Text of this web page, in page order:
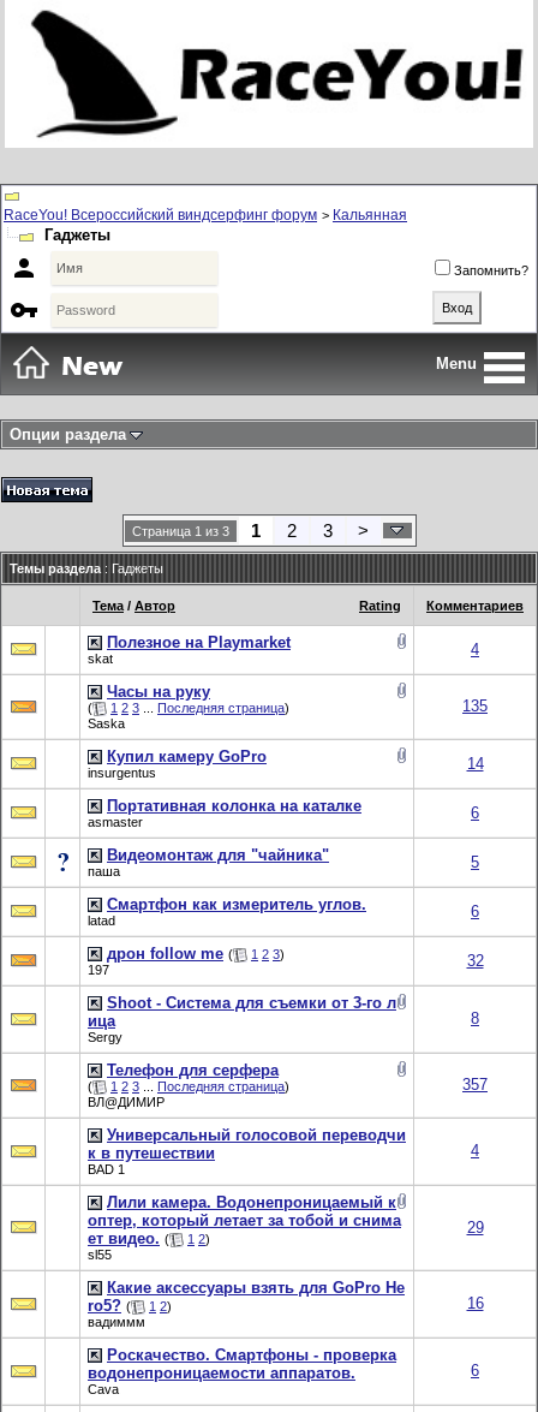
RaceYou! Всероссийский виндсерфинг форум > Кальянная
Гаджеты
 Запомнить?

Menu
Опции раздела
Страница 1 из 3 1 2 3 >
Темы раздела : Гаджеты
Rating
Тема / Автор Комментариев
Полезное на Playmarket
skat 4
Часы на руку
( 1 2 3 Последняя страница)
Saska
135
Купил камеру GoPro
insurgentus 14
Портативная колонка на каталке
asmaster 6
Видеомонтаж для "чайника"
паша 5
Смартфон как измеритель углов.
latad 6
дрон follow me ( 1 2 3)
197
32
Shoot - Система для съемки от 3-го л
ица
Sergy
8
Телефон для серфера
( 1 2 3 Последняя страница)
ВЛ@ДИМИР
357
Универсальный голосовой переводчи
к в путешествии
BAD 1
4
Лили камера. Водонепроницаемый к
оптер, который летает за тобой и снима
ет видео. ( 1 2)
sl55
29
Какие аксессуары взять для GoPro He
ro5? ( 1 2)
вадиммм
16
Роскачество. Смартфоны - проверка
водонепроницаемости аппаратов.
Cava
6